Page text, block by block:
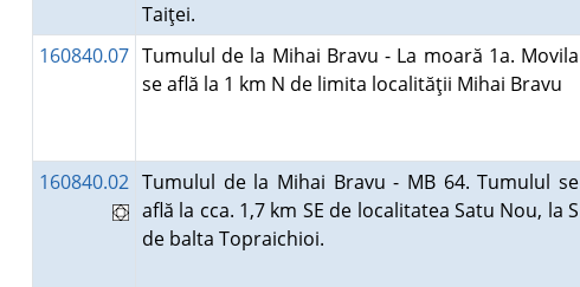
Taiţei.
160840.07 Tumulul de la Mihai Bravu - La moară 1a. Movila
se află la 1 km N de limita localităţii Mihai Bravu
160840.02 Tumulul de la Mihai Bravu - MB 64. Tumulul se
află la cca. 1,7 km SE de localitatea Satu Nou, la S
de balta Topraichioi.